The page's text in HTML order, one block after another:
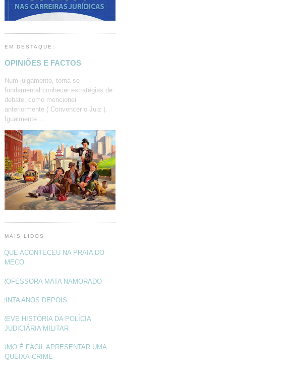
EM DESTAQUE:
OPINIÕES E FACTOS
Num julgamento, torna-se
fundamental conhecer estratégias de
debate, como mencionei
anteriormente ( Convencer o Juiz ).
Igualmente ...
MAIS LIDOS
O QUE ACONTECEU NA PRAIA DO
MECO
PROFESSORA MATA NAMORADO
TRINTA ANOS DEPOIS
BREVE HISTÓRIA DA POLÍCIA
JUDICIÁRIA MILITAR
COMO É FÁCIL APRESENTAR UMA
QUEIXA-CRIME